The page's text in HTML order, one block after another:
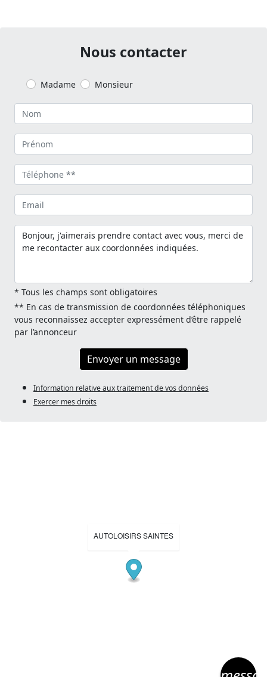
Nous contacter
Madame Monsieur
* Tous les champs sont obligatoires
** En cas de transmission de coordonnées téléphoniques
vous reconnaissez accepter expressément d’être rappelé
par l’annonceur
Envoyer un message
Information relative aux traitement de vos données
Exercer mes droits
AUTOLOISIRS SAINTES